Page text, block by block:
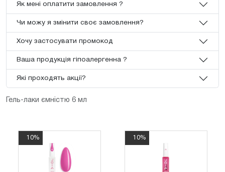
Як мені оплатити замовлення ?
Чи можу я змінити своє замовлення?
Хочу застосувати промокод
Ваша продукція гіпоалергенна ?
Які проходять акції?
Гель-лаки ємністю 6 мл
10% 10%